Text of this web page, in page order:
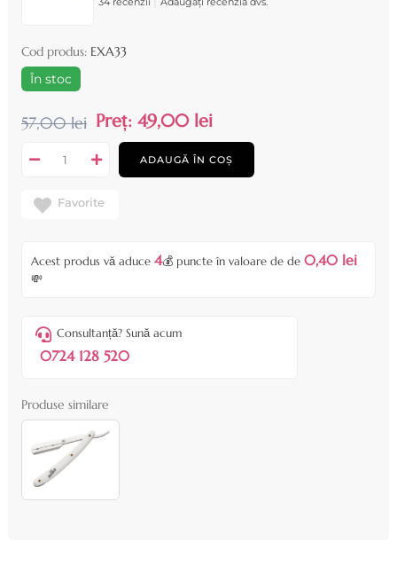
Cod produs: EXA33
În stoc
57,00 lei Preț: 49,00 lei
ADAUGĂ ÎN COȘ
Favorite
Acest produs vă aduce 4💰 puncte în valoare de de 0,40 lei
💸
Consultanță? Sună acum
0724 128 520
Produse similare